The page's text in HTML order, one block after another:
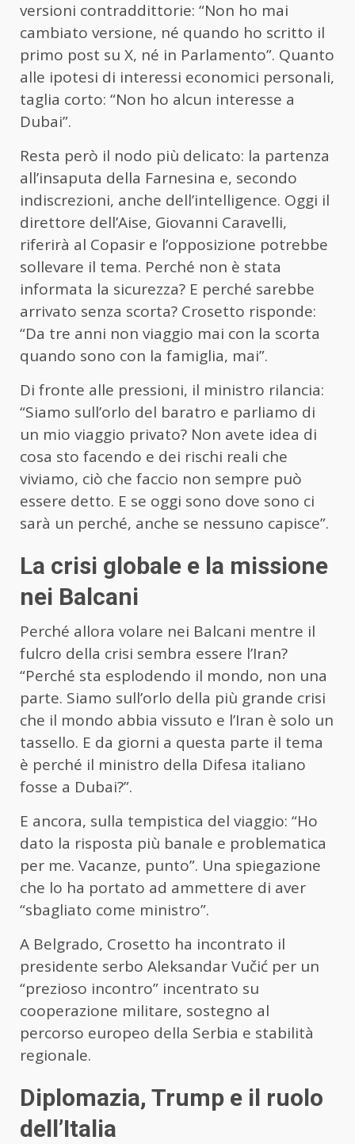
versioni contraddittorie: “Non ho mai
cambiato versione, né quando ho scritto il
primo post su X, né in Parlamento”. Quanto
alle ipotesi di interessi economici personali,
taglia corto: “Non ho alcun interesse a
Dubai”.
Resta però il nodo più delicato: la partenza
all’insaputa della Farnesina e, secondo
indiscrezioni, anche dell’intelligence. Oggi il
direttore dell’Aise, Giovanni Caravelli,
riferirà al Copasir e l’opposizione potrebbe
sollevare il tema. Perché non è stata
informata la sicurezza? E perché sarebbe
arrivato senza scorta? Crosetto risponde:
“Da tre anni non viaggio mai con la scorta
quando sono con la famiglia, mai”.
Di fronte alle pressioni, il ministro rilancia:
“Siamo sull’orlo del baratro e parliamo di
un mio viaggio privato? Non avete idea di
cosa sto facendo e dei rischi reali che
viviamo, ciò che faccio non sempre può
essere detto. E se oggi sono dove sono ci
sarà un perché, anche se nessuno capisce”.
La crisi globale e la missione
nei Balcani
Perché allora volare nei Balcani mentre il
fulcro della crisi sembra essere l’Iran?
“Perché sta esplodendo il mondo, non una
parte. Siamo sull’orlo della più grande crisi
che il mondo abbia vissuto e l’Iran è solo un
tassello. E da giorni a questa parte il tema
è perché il ministro della Difesa italiano
fosse a Dubai?”.
E ancora, sulla tempistica del viaggio: “Ho
dato la risposta più banale e problematica
per me. Vacanze, punto”. Una spiegazione
che lo ha portato ad ammettere di aver
“sbagliato come ministro”.
A Belgrado, Crosetto ha incontrato il
presidente serbo Aleksandar Vučić per un
“prezioso incontro” incentrato su
cooperazione militare, sostegno al
percorso europeo della Serbia e stabilità
regionale.
Diplomazia, Trump e il ruolo
dell’Italia